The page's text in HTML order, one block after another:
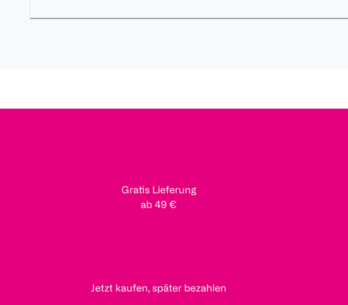
Gratis Lieferung
ab 49 €
Jetzt kaufen, später bezahlen